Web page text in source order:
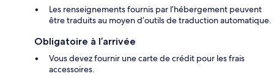
Les renseignements fournis par l’hébergement peuvent
être traduits au moyen d’outils de traduction automatique.
Obligatoire à l’arrivée
Vous devez fournir une carte de crédit pour les frais
accessoires.